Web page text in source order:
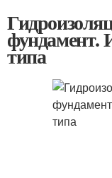
фундамент.
типа